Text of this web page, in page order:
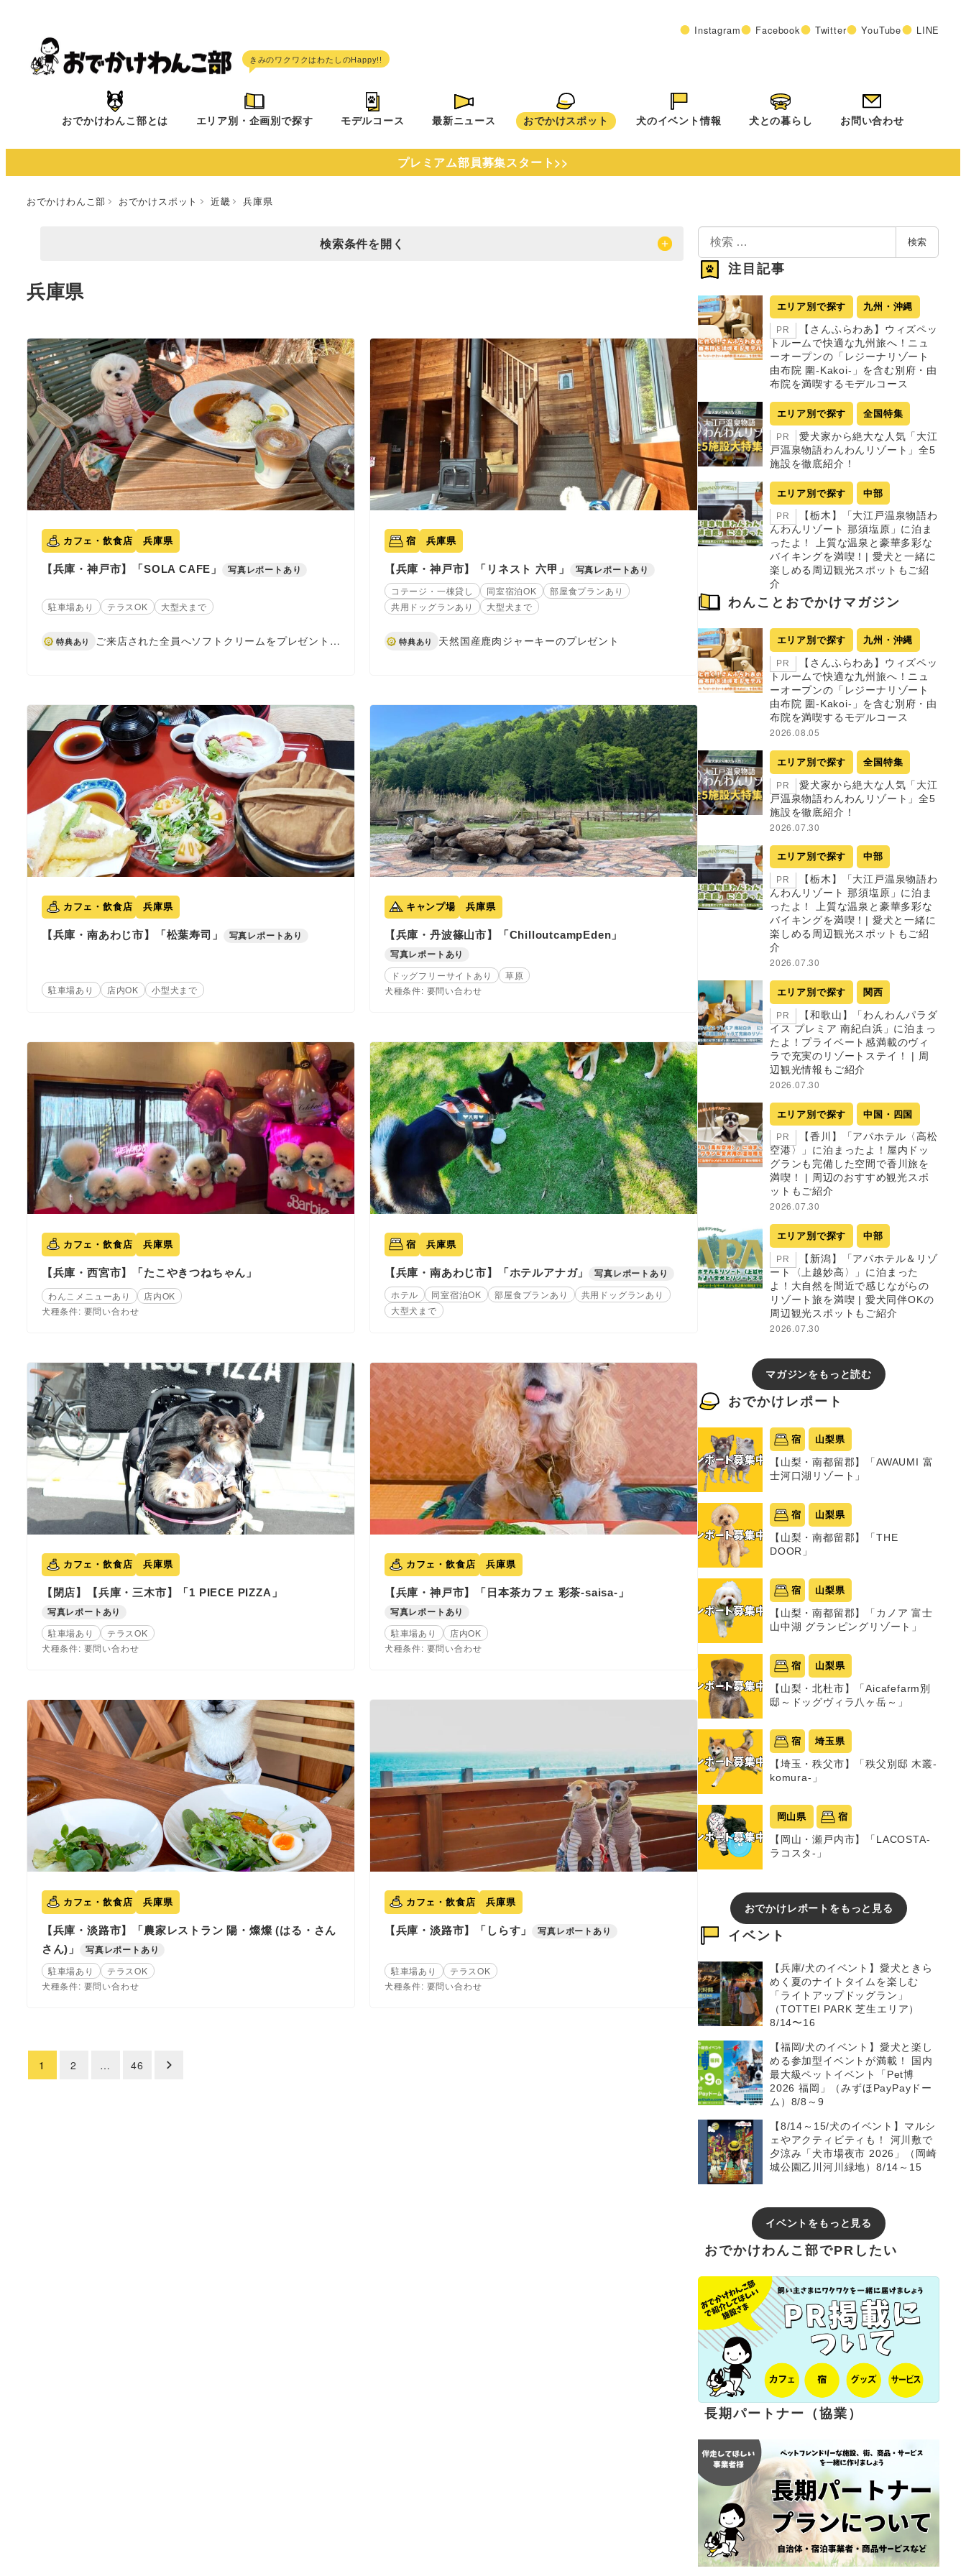
へ
Instagram Facebook Twitter YouTube LINE
おでかけわんこ部とは エリア別・企画別で探す モデルコース 最新ニュース おでかけスポット 犬のイベント情報 犬との暮らし お問い合わせ
プレミアム部員募集スタート>>
おでかけわんこ部 おでかけスポット 近畿 兵庫県
検索条件を開く
兵庫県
カフェ・飲食店 兵庫県
【兵庫・神戸市】「SOLA CAFE」 写真レポートあり
駐車場あり テラスOK 大型犬まで
特典あり ご来店された全員へソフトクリームをプレゼント。ご来店時、またはご注文時にプレミアム部員証画面をご提示ください。なお。わんちゃん連れのお客様はテラス席でのご案内となります。テラス席は2席のみのため、満席の場合はご案内できない可能性がございます。
宿 兵庫県
【兵庫・神戸市】「リネスト 六甲」 写真レポートあり
コテージ・一棟貸し 同室宿泊OK
部屋食プランあり
共用ドッグランあり
大型犬まで
特典あり 天然国産鹿肉ジャーキーのプレゼント
カフェ・飲食店 兵庫県
【兵庫・南あわじ市】「松葉寿司」 写真レポートあり
駐車場あり 店内OK 小型犬まで
キャンプ場 兵庫県
【兵庫・丹波篠山市】「ChilloutcampEden」
写真レポートあり
ドッグフリーサイトあり
草原
犬種条件: 要問い合わせ
カフェ・飲食店 兵庫県
【兵庫・西宮市】「たこやきつねちゃん」
わんこメニューあり
店内OK
犬種条件: 要問い合わせ
宿 兵庫県
【兵庫・南あわじ市】「ホテルアナガ」 写真レポートあり
ホテル 同室宿泊OK 部屋食プランあり
共用ドッグランあり
大型犬まで
カフェ・飲食店 兵庫県
【閉店】【兵庫・三木市】「1 PIECE PIZZA」
写真レポートあり
駐車場あり
テラスOK
犬種条件: 要問い合わせ
カフェ・飲食店 兵庫県
【兵庫・神戸市】「日本茶カフェ 彩茶-saisa-」
写真レポートあり
駐車場あり
店内OK
犬種条件: 要問い合わせ
カフェ・飲食店 兵庫県
【兵庫・淡路市】「農家レストラン 陽・燦燦 (はる・さん
さん)」
写真レポートあり
駐車場あり
テラスOK
犬種条件: 要問い合わせ
カフェ・飲食店 兵庫県
【兵庫・淡路市】「しらす」 写真レポートあり
駐車場あり
テラスOK
犬種条件: 要問い合わせ
投
1 2 … 46
検
索
検索
注目記事
エリア別で探す 九州・沖縄
PR
【さんふらわあ】ウィズペッ
トルームで快適な九州旅へ！ニュ
ーオープンの「レジーナリゾート
由布院 圍-Kakoi-」を含む別府・由
布院を満喫するモデルコース
エリア別で探す 全国特集
PR
愛犬家から絶大な人気「大江
戸温泉物語わんわんリゾート」全5
施設を徹底紹介！
エリア別で探す 中部
PR
【栃木】「大江戸温泉物語わ
んわんリゾート 那須塩原」に泊ま
ったよ！ 上質な温泉と豪華多彩な
バイキングを満喫！| 愛犬と一緒に
楽しめる周辺観光スポットもご紹
介
わんことおでかけマガジン
エリア別で探す 九州・沖縄
PR
【さんふらわあ】ウィズペッ
トルームで快適な九州旅へ！ニュ
ーオープンの「レジーナリゾート
由布院 圍-Kakoi-」を含む別府・由
布院を満喫するモデルコース
2026.08.05
エリア別で探す 全国特集
PR
愛犬家から絶大な人気「大江
戸温泉物語わんわんリゾート」全5
施設を徹底紹介！
2026.07.30
エリア別で探す 中部
PR
【栃木】「大江戸温泉物語わ
んわんリゾート 那須塩原」に泊ま
ったよ！ 上質な温泉と豪華多彩な
バイキングを満喫！| 愛犬と一緒に
楽しめる周辺観光スポットもご紹
介
2026.07.30
エリア別で探す 関西
PR
【和歌山】「わんわんパラダ
イス プレミア 南紀白浜」に泊まっ
たよ！プライベート感満載のヴィ
ラで充実のリゾートステイ！ | 周
辺観光情報もご紹介
2026.07.30
エリア別で探す 中国・四国
PR
【香川】「アパホテル〈高松
空港〉」に泊まったよ！屋内ドッ
グランも完備した空間で香川旅を
満喫！ | 周辺のおすすめ観光スポ
ットもご紹介
2026.07.30
エリア別で探す 中部
PR
【新潟】「アパホテル＆リゾ
ート〈上越妙高〉」に泊まった
よ！大自然を間近で感じながらの
リゾート旅を満喫 | 愛犬同伴OKの
周辺観光スポットもご紹介
2026.07.30
マガジンをもっと読む
おでかけレポート
宿 山梨県
【山梨・南都留郡】「AWAUMI 富
士河口湖リゾート」
宿 山梨県
【山梨・南都留郡】「THE
DOOR」
宿 山梨県
【山梨・南都留郡】「カノア 富士
山中湖 グランピングリゾート」
宿 山梨県
【山梨・北杜市】「Aicafefarm別
邸～ドッグヴィラ八ヶ岳～」
宿 埼玉県
【埼玉・秩父市】「秩父別邸 木叢-
komura-」
岡山県 宿
【岡山・瀬戸内市】「LACOSTA-
ラコスタ-」
おでかけレポートをもっと見る
イベント
【兵庫/犬のイベント】愛犬ときら
めく夏のナイトタイムを楽しむ
「ライトアップドッグラン」
（TOTTEI PARK 芝生エリア）
8/14〜16
【福岡/犬のイベント】愛犬と楽し
める参加型イベントが満載！ 国内
最大級ペットイベント「Pet博
2026 福岡」（みずほPayPayドー
ム）8/8～9
【8/14～15/犬のイベント】マルシ
ェやアクティビティも！ 河川敷で
夕涼み「犬市場夜市 2026」（岡崎
城公園乙川河川緑地）8/14～15
イベントをもっと見る
おでかけわんこ部でPRしたい
長期パートナー（協業）